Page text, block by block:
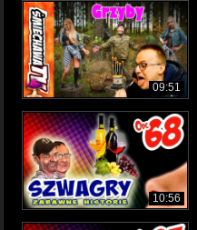
09:51
10:56